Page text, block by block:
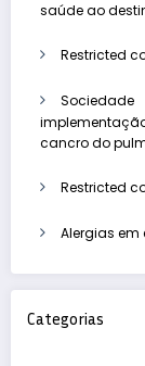
saúde ao
Restricted
cancro do
Restricted
Alergias
Categorias